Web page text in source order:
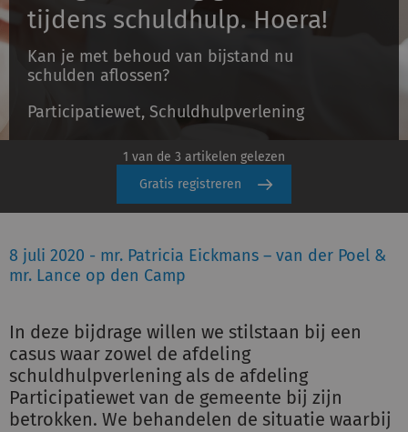
Inloggen
Registreren
tijdens schuldhulp. Hoera!
Kan je met behoud van bijstand nu
schulden aflossen?
Participatiewet, Schuldhulpverlening
1 van de 3 artikelen gelezen
Gratis registreren
8 juli 2020 - mr. Patricia Eickmans – van der Poel &
mr. Lance op den Camp
In deze bijdrage willen we stilstaan bij een
casus waar zowel de afdeling
schuldhulpverlening als de afdeling
Participatiewet van de gemeente bij zijn
betrokken. We behandelen de situatie waarbij